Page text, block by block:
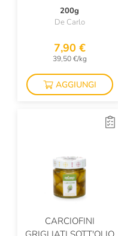
200g
De Carlo
7,90 €
39,50 €/kg
AGGIUNGI
CARCIOFINI